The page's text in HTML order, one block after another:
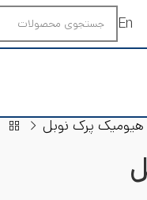
En
هیومیک پرک نوبل